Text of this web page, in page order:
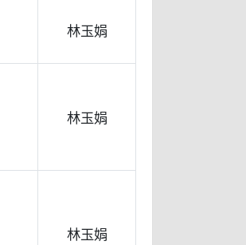
林玉娟
林玉娟
林玉娟